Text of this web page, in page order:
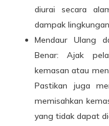
diurai secara
dampak
Mendaur Ulang
Benar: Ajak
kemasan atau
Pastikan juga
memisahkan
yang tidak dapat